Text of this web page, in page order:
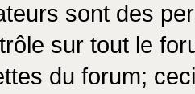
sont des
sur tout le
du forum;